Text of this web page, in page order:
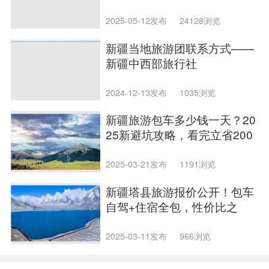
2025-05-12发布 24128浏览
新疆当地旅游团联系方式——
新疆中西部旅行社
2024-12-13发布 1035浏览
新疆旅游包车多少钱一天？20
25新避坑攻略，看完立省200
2025-03-21发布 1191浏览
新疆塔县旅游报价公开！包车
自驾+住宿全包，性价比之
2025-03-11发布 966浏览